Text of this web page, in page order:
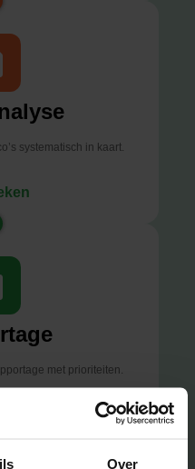
Over
systematisch in kaart.
met prioriteiten.